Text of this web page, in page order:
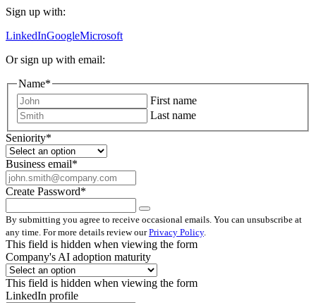
Sign up with:
LinkedInGoogleMicrosoft
Or sign up with email:
Name*
First name
Last name
Seniority*
Business email*
Create Password*
By submitting you agree to receive occasional emails. You can unsubscribe at
any time. For more details review ourPrivacy Policy.
This field is hidden when viewing the form
Company's AI adoption maturity
This field is hidden when viewing the form
LinkedIn profile